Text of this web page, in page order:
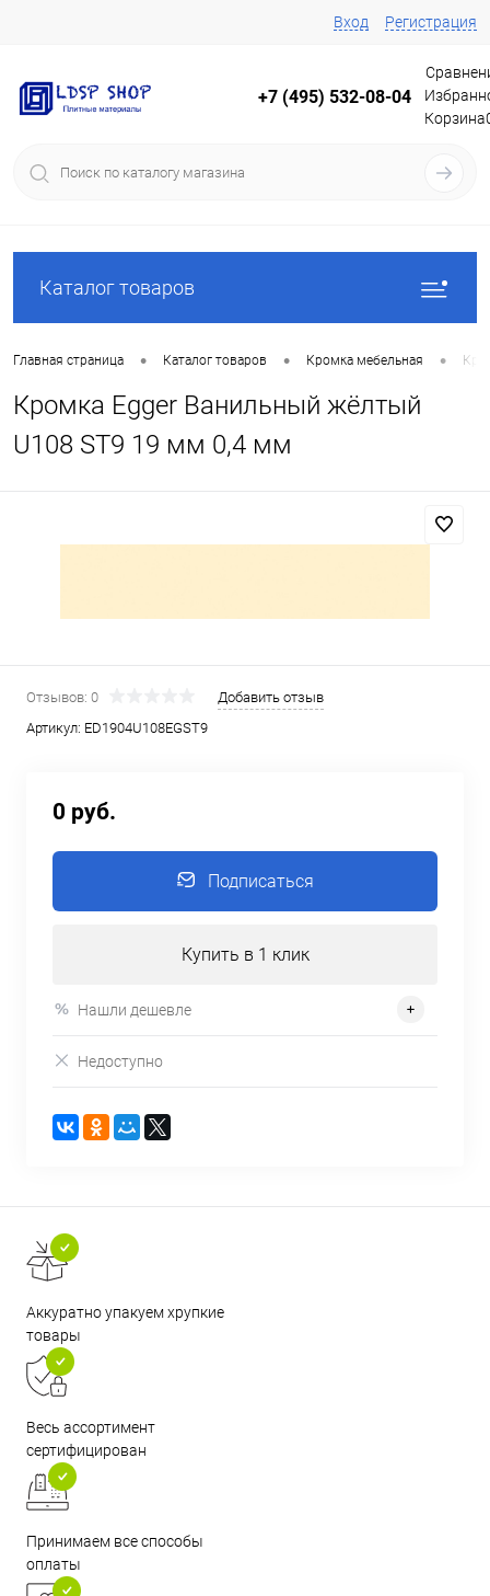
Вход Регистрация
+7 (495) 532-08-04
Корзина
Каталог товаров
Главная страница • Каталог товаров • Кромка мебельная •
Кромка Egger Ванильный жёлтый
U108 ST9 19 мм 0,4 мм
Отзывов: 0
Добавить отзыв
Артикул: ED1904U108EGST9
0 руб.
Подписаться
Купить в 1 клик
Нашли дешевле
Недоступно
Аккуратно упакуем хрупкие
товары
Весь ассортимент
сертифицирован
Принимаем все способы
оплаты